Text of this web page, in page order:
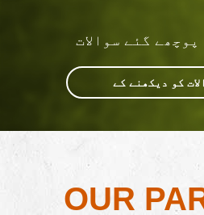
پوچھے گئے سوالات
کو دیکھنے کے
OUR